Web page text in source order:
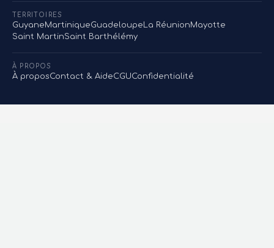
TERRITOIRES
GuyaneMartiniqueGuadeloupe La RéunionMayotte
Saint MartinSaint Barthélémy
À PROPOS
À proposContact & AideCGUConfidentialité